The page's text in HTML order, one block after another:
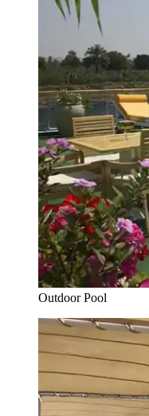
Outdoor Pool